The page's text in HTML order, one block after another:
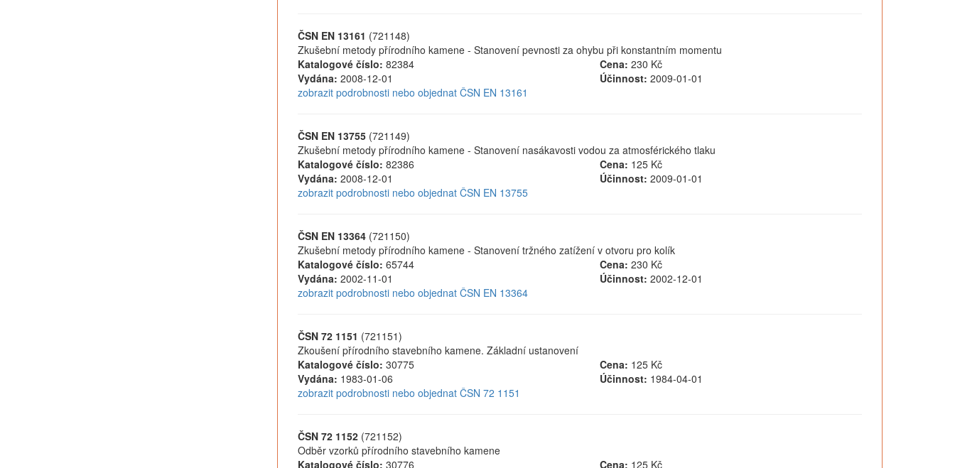
ČSN EN 13161 (721148)
Zkušební metody přírodního kamene - Stanovení pevnosti za ohybu při konstantním momentu
Katalogové číslo: 82384 Cena: 230 Kč
Vydána: 2008-12-01 Účinnost: 2009-01-01
zobrazit podrobnosti nebo objednat ČSN EN 13161
ČSN EN 13755(721149)
Zkušební metody přírodního kamene - Stanovení nasákavosti vodou za atmosférického tlaku
Katalogové číslo: 82386 Cena: 125 Kč
Vydána: 2008-12-01 Účinnost: 2009-01-01
zobrazit podrobnosti nebo objednat ČSN EN 13755
ČSN EN 13364(721150)
Zkušební metody přírodního kamene - Stanovení tržného zatížení v otvoru pro kolík
Katalogové číslo: 65744 Cena: 230 Kč
Vydána: 2002-11-01 Účinnost: 2002-12-01
zobrazit podrobnosti nebo objednat ČSN EN 13364
ČSN 72 1151 (721151)
Zkoušení přírodního stavebního kamene. Základní ustanovení
Katalogové číslo: 30775 Cena: 125 Kč
Vydána: 1983-01-06 Účinnost: 1984-04-01
zobrazit podrobnosti nebo objednat ČSN 72 1151
ČSN 72 1152(721152)
Odběr vzorků přírodního stavebního kamene
Katalogové číslo: 30776 Cena: 125 Kč